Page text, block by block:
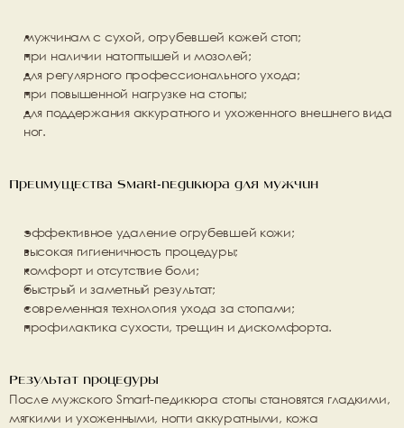
мужчинам с сухой, огрубевшей кожей стоп;
при наличии натоптышей и мозолей;
для регулярного профессионального ухода;
при повышенной нагрузке на стопы;
для поддержания аккуратного и ухоженного внешнего вида
ног.
Преимущества Smart-педикюра для мужчин
эффективное удаление огрубевшей кожи;
высокая гигиеничность процедуры;
комфорт и отсутствие боли;
быстрый и заметный результат;
современная технология ухода за стопами;
профилактика сухости, трещин и дискомфорта.
Результат процедуры
После мужского Smart-педикюра стопы становятся гладкими,
мягкими и ухоженными, ногти аккуратными, кожа